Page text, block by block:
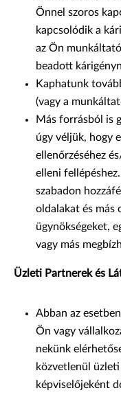
Önnel szoros
kapcsolódik a
az Ön
beadott
Kaphatunk
(vagy a
Más forrásból is
úgy véljük, hogy
ellenőrzéséhez
elleni
szabadon
oldalakat és
ügynökségeket,
vagy más
Üzleti Partnerek és
Abban az
Ön vagy
nekünk
közvetlenül
képviselőjeként